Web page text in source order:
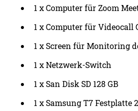
1 x Computer für Zoom
1 x Computer für Videocall
1 x Screen für Monitoring
1 x Netzwerk-Switch
1 x San Disk SD 128 GB
1 x Samsung T7 Festplatte